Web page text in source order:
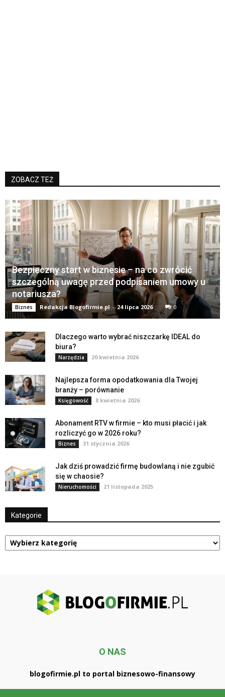
ZOBACZ TEŻ
Bezpieczny start w biznesie – na co zwrócić
szczególną uwagę przed podpisaniem umowy u
notariusza?
Biznes Redakcja Blogofirmie.pl - 24 lipca 2026 0
Dlaczego warto wybrać niszczarkę IDEAL do
biura?
Narzędzia 20 kwietnia 2026
Najlepsza forma opodatkowania dla Twojej
branży – porównanie
Księgowość 8 kwietnia 2026
Abonament RTV w firmie – kto musi płacić i jak
rozliczyć go w 2026 roku?
Biznes 31 stycznia 2026
Jak dziś prowadzić firmę budowlaną i nie zgubić
się w chaosie?
Nieruchomości 21 listopada 2025
Kategorie
Kategorie
O NAS
blogofirmie.pl to portal biznesowo-finansowy